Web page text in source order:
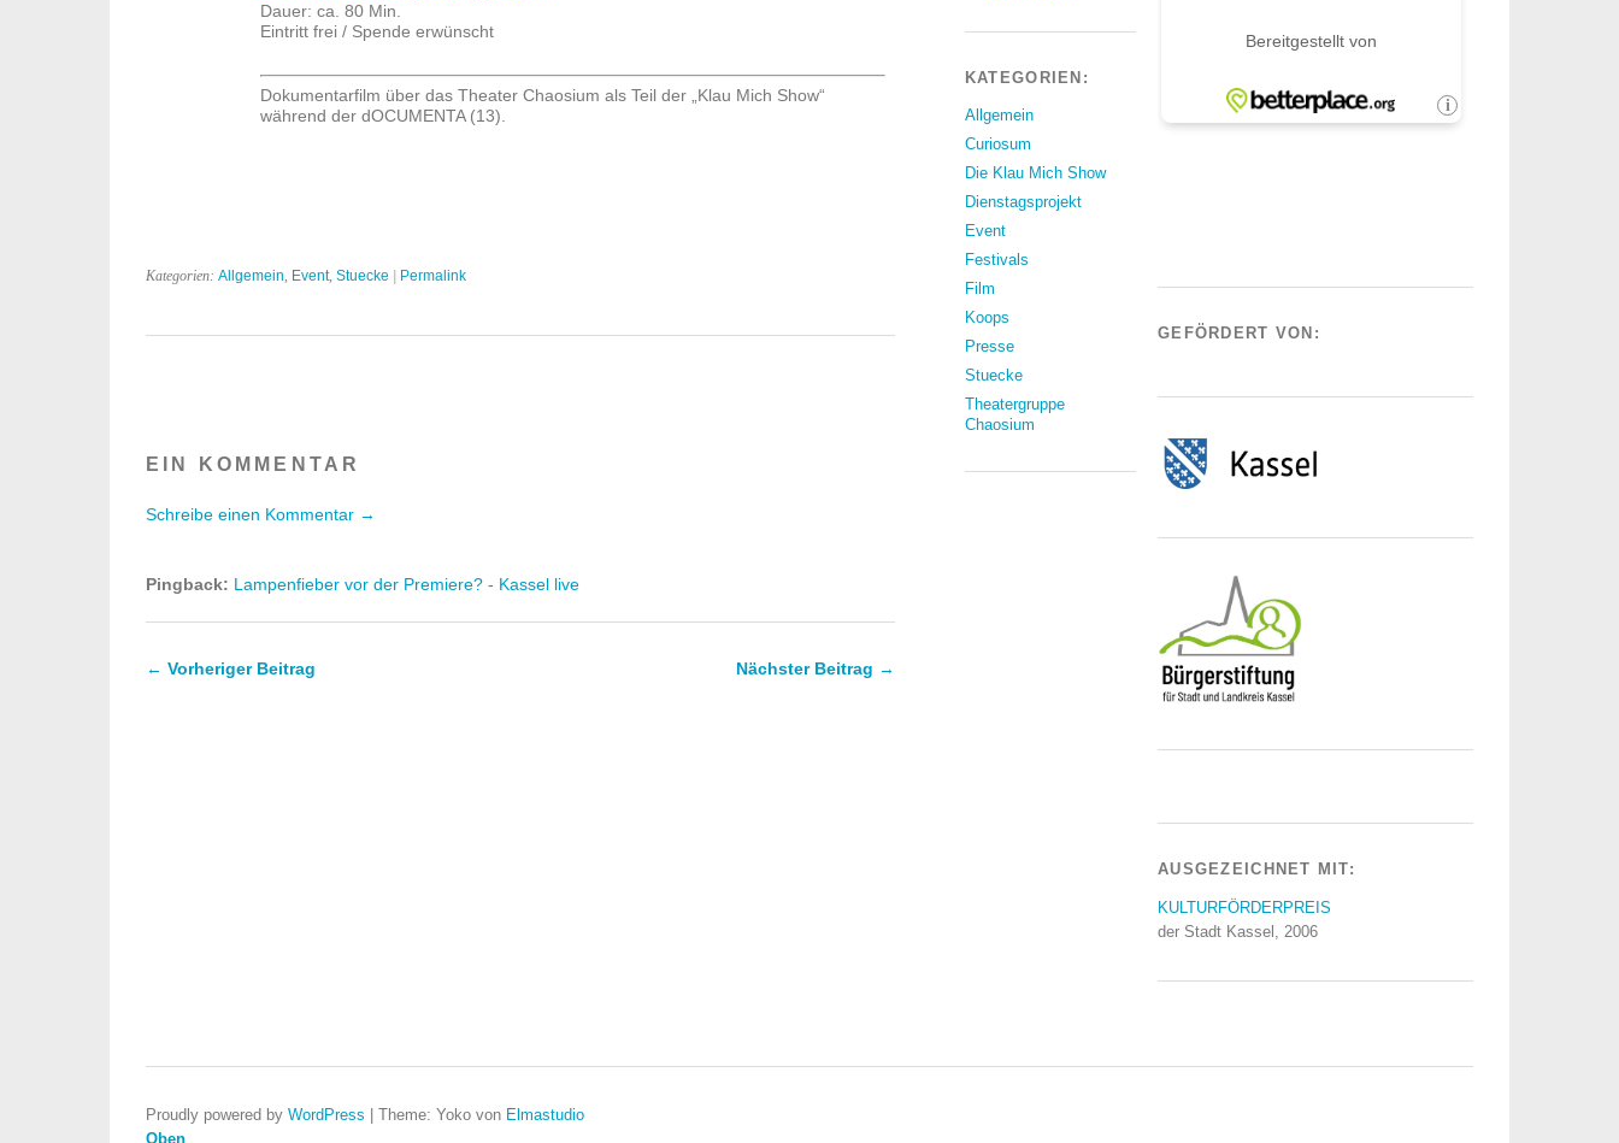
Dauer: ca. 80 Min.
Eintritt frei / Spende erwünscht
Dokumentarfilm über das Theater Chaosium als Teil der „Klau Mich Show“
während der dOCUMENTA (13).
Kategorien: Allgemein, Event, Stuecke | Permalink
EIN KOMMENTAR
Schreibe einen Kommentar →
Pingback: Lampenfieber vor der Premiere? - Kassel live
← Vorheriger Beitrag Nächster Beitrag →
KATEGORIEN:
Allgemein
Curiosum
Die Klau Mich Show
Dienstagsprojekt
Event
Festivals
Film
Koops
Presse
Stuecke
Theatergruppe
Chaosium
GEFÖRDERT VON:
AUSGEZEICHNET MIT:
KULTURFÖRDERPREIS
der Stadt Kassel, 2006
Proudly powered by WordPress Theme: Yoko von Elmastudio
Oben